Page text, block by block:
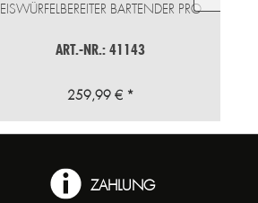
EISWÜRFELBEREITER BARTENDER PRO
ART.-NR.: 41143
259,99 € *
ZAHLUNG